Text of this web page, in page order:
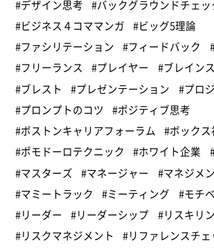
#デザイン思考
#バックグラウンドチェッ
#ビジネス４コママンガ
#ビッグ5理論
#ファシリテーション
#フィードバック
#フリーランス
#プレイヤー
#ブレイン
#ブレスト
#プレゼンテーション
#プロ
#プロンプトのコツ
#ポジティブ思考
#ボストンキャリアフォーラム
#ボックス
#ポモドーロテクニック
#ホワイト企業
#マスターズ
#マネージャー
#マネジメ
#マミートラック
#ミーティング
#モチ
#リーダー
#リーダーシップ #リスキリ
#リスクマネジメント
#リファレンスチェ